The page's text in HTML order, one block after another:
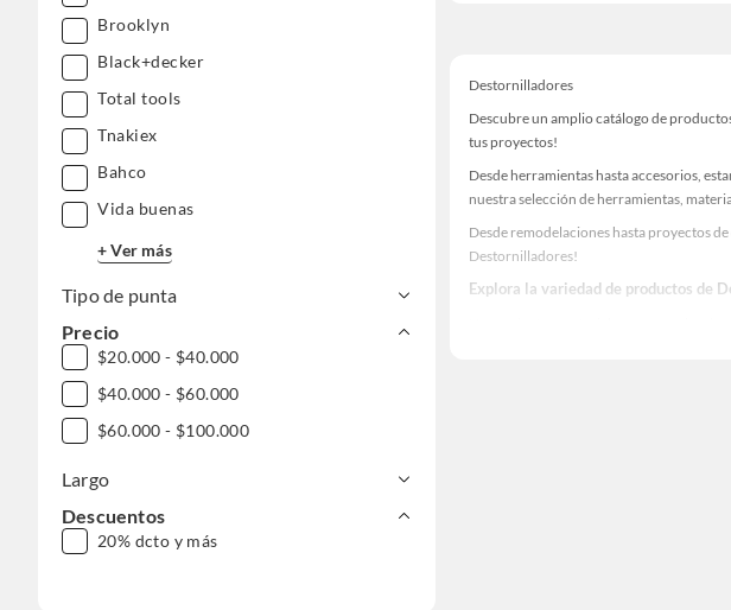
Brooklyn
Black+decker
Total tools
Tnakiex
Bahco
Vida buenas
+ Ver más
Tipo de punta
Precio
$20.000 - $40.000
$40.000 - $60.000
$60.000 - $100.000
Largo
Descuentos
20% dcto y más
Destornilladores
Descubre un amplio catálogo de
tus proyectos!
Desde herramientas hasta accesorios,
nuestra selección de herramientas,
Desde remodelaciones hasta proyectos
Destornilladores!
Explora la variedad de productos de
Herramientas, materiales y accesorios